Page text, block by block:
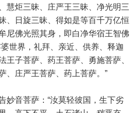
慧炬三昧、庄严王三昧、净光明三
、日旋三昧、得如是等百千万亿恒
尼佛光照其身，即白净华宿王智佛
世界，礼拜、亲近、供养、释迦
王子菩萨、药王菩萨、勇施菩萨、
、庄严王菩萨、药上菩萨。”
音菩萨：“汝莫轻彼国，生下劣